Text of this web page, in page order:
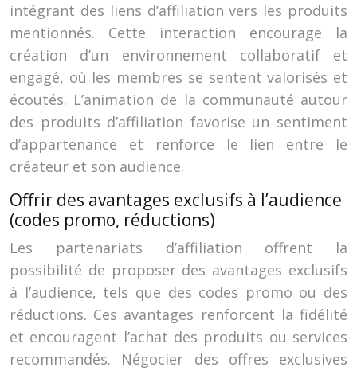
intégrant des liens d’affiliation vers les produits
mentionnés. Cette interaction encourage la
création d’un environnement collaboratif et
engagé, où les membres se sentent valorisés et
écoutés. L’animation de la communauté autour
des produits d’affiliation favorise un sentiment
d’appartenance et renforce le lien entre le
créateur et son audience.
Offrir des avantages exclusifs à l’audience
(codes promo, réductions)
Les partenariats d’affiliation offrent la
possibilité de proposer des avantages exclusifs
à l’audience, tels que des codes promo ou des
réductions. Ces avantages renforcent la fidélité
et encouragent l’achat des produits ou services
recommandés. Négocier des offres exclusives